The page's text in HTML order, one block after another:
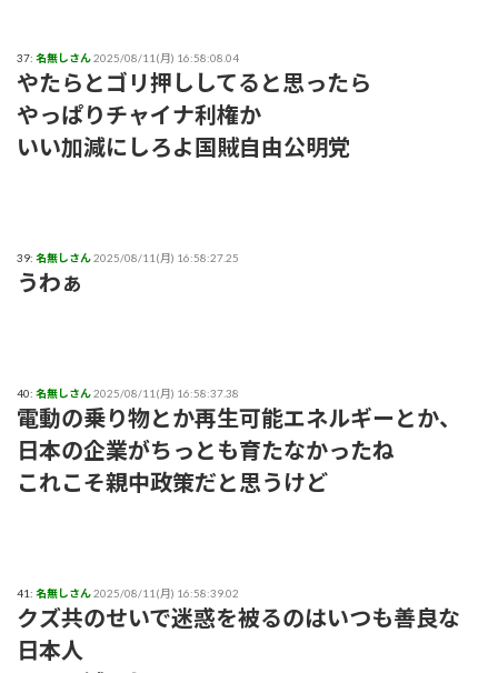
37: 名無しさん2025/08/11(月) 16:58:08.04
やたらとゴリ押ししてると思ったら
やっぱりチャイナ利権か
いい加減にしろよ国賊自由公明党
39: 名無しさん2025/08/11(月) 16:58:27.25
うわぁ
40: 名無しさん2025/08/11(月) 16:58:37.38
電動の乗り物とか再生可能エネルギーとか、
日本の企業がちっとも育たなかったね
これこそ親中政策だと思うけど
41: 名無しさん2025/08/11(月) 16:58:39.02
クズ共のせいで迷惑を被るのはいつも善良な
日本人